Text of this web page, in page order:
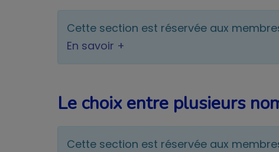
Cette section est réservée aux
En savoir +
Le choix entre plusieurs
Cette section est réservée aux
Je